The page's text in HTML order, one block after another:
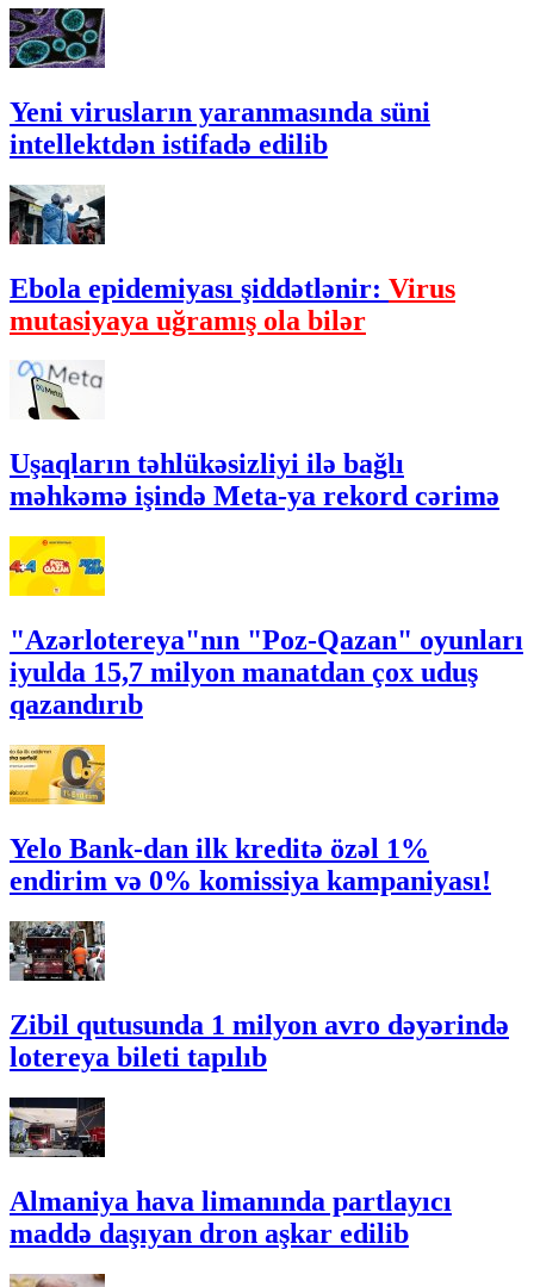
Yeni virusların yaranmasında süni
intellektdən istifadə edilib
Ebola epidemiyası şiddətlənir: Virus
mutasiyaya uğramış ola bilər
Uşaqların təhlükəsizliyi ilə bağlı
məhkəmə işində Meta-ya rekord cərimə
"Azərlotereya"nın "Poz-Qazan" oyunları
iyulda 15,7 milyon manatdan çox uduş
qazandırıb
Yelo Bank-dan ilk kreditə özəl 1%
endirim və 0% komissiya kampaniyası!
Zibil qutusunda 1 milyon avro dəyərində
lotereya bileti tapılıb
Almaniya hava limanında partlayıcı
maddə daşıyan dron aşkar edilib